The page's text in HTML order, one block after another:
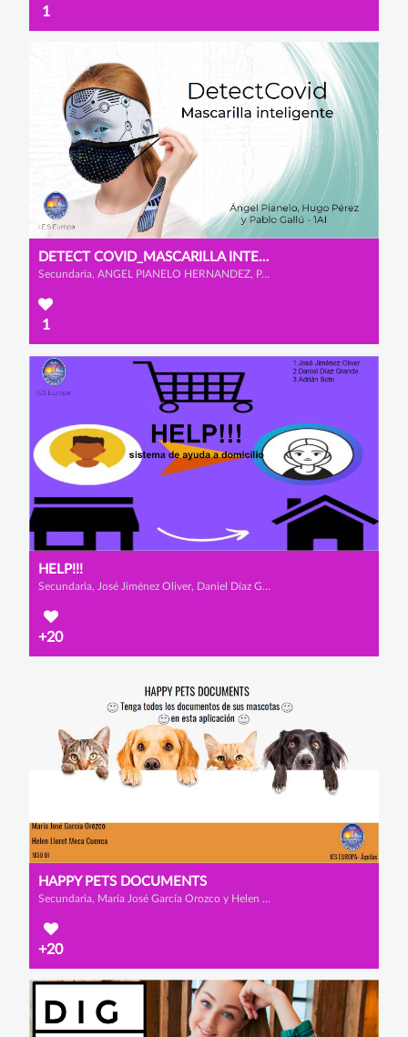
1
DETECT COVID_MASCARILLA INTELIGENTE
Secundaria, ANGEL PIANELO HERNANDEZ, PABLO GALLU GARCIA y HUGO PEREZ ASENSIO
1
HELP!!!
Secundaria, José Jiménez Oliver, Daniel Díaz Grande y Adrian Soto Hernández
+20
HAPPY PETS DOCUMENTS
Secundaria, María José García Orozco y Helen Lloret Meca Cuenca
+20